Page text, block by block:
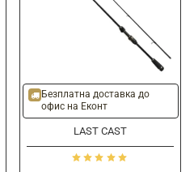
ОЧАКВАЙТЕ
Безплатна доставка до
офис на Еконт
LAST CAST